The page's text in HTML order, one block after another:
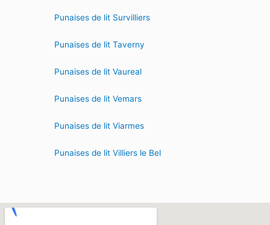
Punaises de lit Survilliers
Punaises de lit Taverny
Punaises de lit Vaureal
Punaises de lit Vemars
Punaises de lit Viarmes
Punaises de lit Villiers le Bel